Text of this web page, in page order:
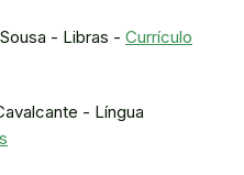
- Libras - Currículo
- Língua